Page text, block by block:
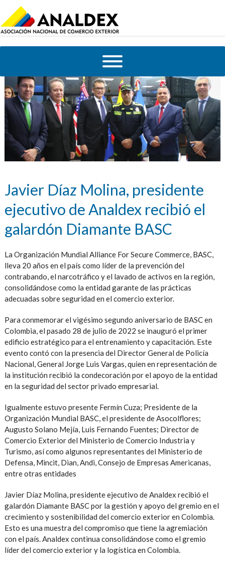
Javier Díaz Molina, presidente
ejecutivo de Analdex recibió el
galardón Diamante BASC
La Organización Mundial Alliance For Secure Commerce, BASC,
lleva 20 años en el país como líder de la prevención del
contrabando, el narcotráfico y el lavado de activos en la región,
consolidándose como la entidad garante de las prácticas
adecuadas sobre seguridad en el comercio exterior.
Para conmemorar el vigésimo segundo aniversario de BASC en
Colombia, el pasado 28 de julio de 2022 se inauguró el primer
edificio estratégico para el entrenamiento y capacitación. Este
evento contó con la presencia del Director General de Policía
Nacional, General Jorge Luis Vargas, quien en representación de
la institución recibió la condecoración por el apoyo de la entidad
en la seguridad del sector privado empresarial.
Igualmente estuvo presente Fermín Cuza; Presidente de la
Organización Mundial BASC, el presidente de Asocolflores;
Augusto Solano Mejía, Luis Fernando Fuentes; Director de
Comercio Exterior del Ministerio de Comercio Industria y
Turismo, así como algunos representantes del Ministerio de
Defensa, Mincit, Dian, Andi, Consejo de Empresas Americanas,
entre otras entidades
Javier Díaz Molina, presidente ejecutivo de Analdex recibió el
galardón Diamante BASC por la gestión y apoyo del gremio en el
crecimiento y sostenibilidad del comercio exterior en Colombia.
Esto es una muestra del compromiso que tiene la agremiación
con el país. Analdex continua consolidándose como el gremio
líder del comercio exterior y la logística en Colombia.